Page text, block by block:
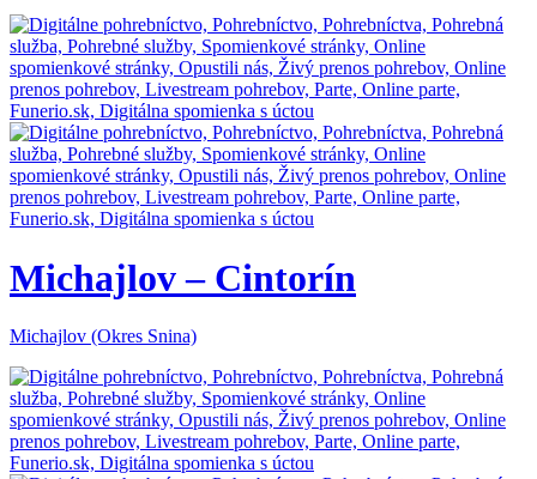
Michajlov – Cintorín
Michajlov (Okres Snina)